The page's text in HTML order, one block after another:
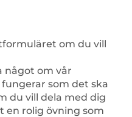
om du vill
något om vår
som det ska
du vill dela med dig
en rolig övning som